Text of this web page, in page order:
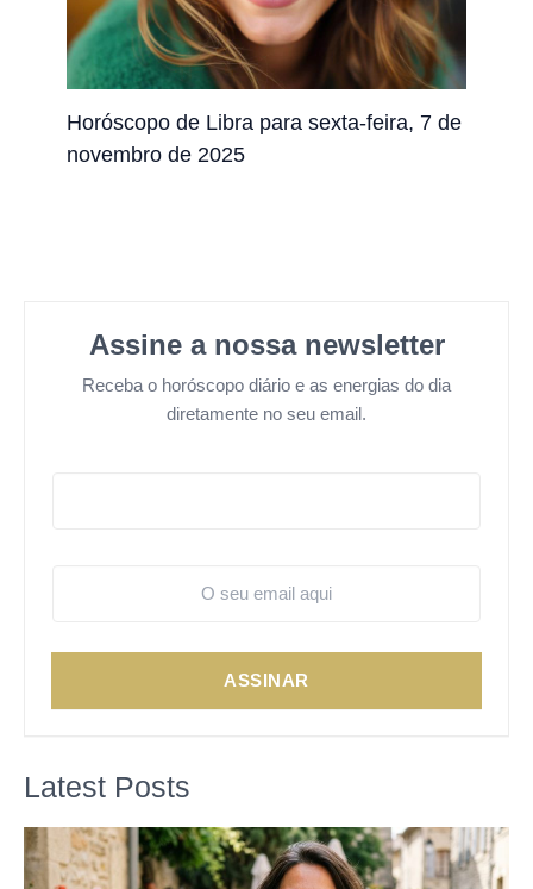
Horóscopo de Libra para sexta-feira, 7 de
novembro de 2025
Assine a nossa newsletter
Receba o horóscopo diário e as energias do dia
diretamente no seu email.
ASSINAR
Latest Posts